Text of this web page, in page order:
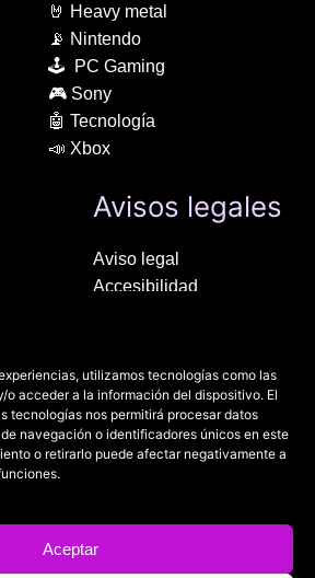
utilizamos tecnologías como las
o acceder a la información del dispositivo. El
tecnologías nos permitirá procesar datos
navegación o identificadores únicos en este
o retirarlo puede afectar negativamente a
Aceptar
🤘 Heavy metal
📡 Nintendo
🕹 PC Gaming
🎮 Sony
🤖 Tecnología
📣 Xbox
texto):
Avisos legales
Aviso legal
Accesibilidad
Política de privacidad